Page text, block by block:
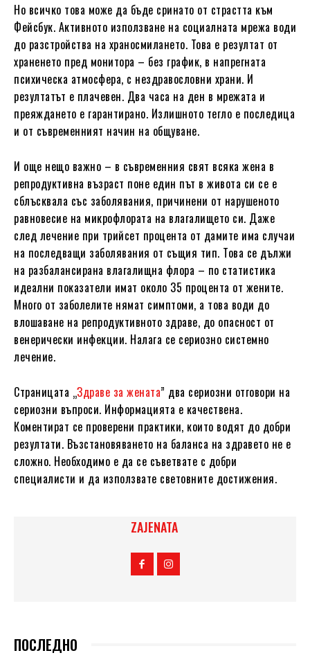
Но всичко това може да бъде сринато от страстта към
Фейсбук. Активното използване на социалната мрежа води
до разстройства на храносмилането. Това е резултат от
храненето пред монитора – без график, в напрегната
психическа атмосфера, с нездравословни храни. И
резултатът е плачевен. Два часа на ден в мрежата и
преяждането е гарантирано. Излишното тегло е последица
и от съвременният начин на общуване.
И още нещо важно – в съвременния свят всяка жена в
репродуктивна възраст поне един път в живота си се е
сблъсквала със заболявания, причинени от нарушеното
равновесие на микрофлората на влагалището си. Даже
след лечение при трийсет процента от дамите има случаи
на последващи заболявания от същия тип. Това се дължи
на разбалансирана влагалищна флора – по статистика
идеални показатели имат около 35 процента от жените.
Много от заболелите нямат симптоми, а това води до
влошаване на репродуктивното здраве, до опасност от
венерически инфекции. Налага се сериозно системно
лечение.
Страницата „Здраве за жената” два сериозни отговори на
сериозни въпроси. Информацията е качествена.
Коментират се проверени практики, които водят до добри
резултати. Възстановяването на баланса на здравето не е
сложно. Необходимо е да се съветвате с добри
специалисти и да използвате световните достижения.
ZAJENATA
ПОСЛЕДНО